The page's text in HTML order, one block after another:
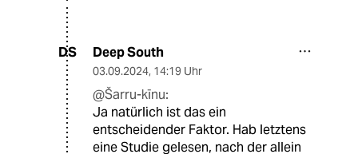
DS Deep South
03.09.2024, 14:19 Uhr
@Šarru-kīnu:
Ja natürlich ist das ein
entscheidender Faktor. Hab letztens
eine Studie gelesen, nach der allein